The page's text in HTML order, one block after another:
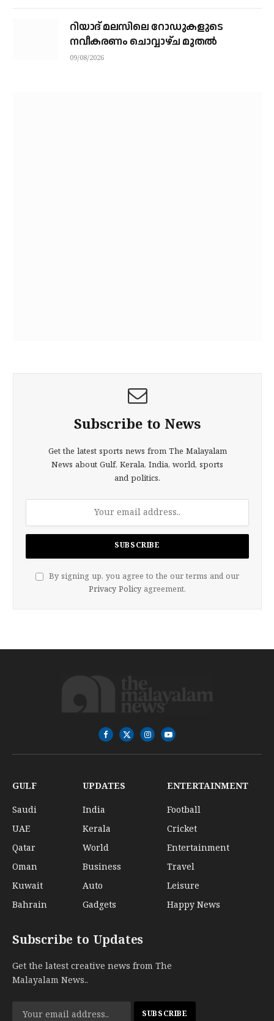
റിയാദ് മലസിലെ റോഡുകളുടെ
നവീകരണം ചൊവ്വാഴ്ച മുതല്‍
09/08/2026
Subscribe to News
Get the latest sports news from The Malayalam
News about Gulf, Kerala, India, world, sports
and politics.
By signing up, you agree to the our terms and our
Privacy Policy agreement.
Facebook
X
(Twitter)
InstagramYouTube
GULF
Saudi
UAE
Qatar
Oman
Kuwait
Bahrain
UPDATES
India
Kerala
World
Business
Auto
Gadgets
ENTERTAINMENT
Football
Cricket
Entertainment
Travel
Leisure
Happy News
Subscribe to Updates
Get the latest creative news from The
Malayalam News..